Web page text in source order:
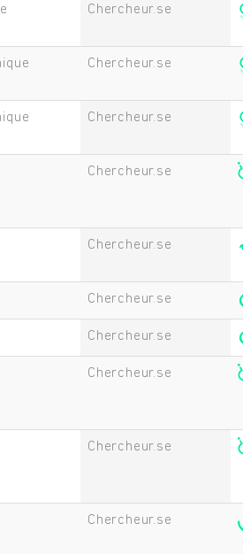
Rechercher
Chercheur.se
Chercheur.se
Chercheur.se
Chercheur.se
Chercheur.se
Chercheur.se
Chercheur.se
Chercheur.se
Chercheur.se
Chercheur.se